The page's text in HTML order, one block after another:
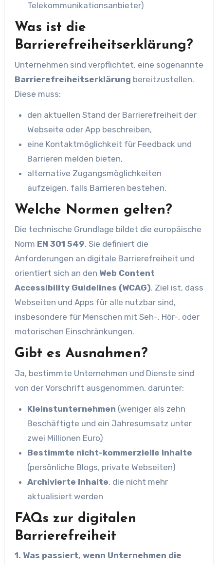
Telekommunikationsanbieter)
Was ist die
Barrierefreiheitserklärung?
Unternehmen sind verpflichtet, eine sogenannte
Barrierefreiheitserklärung bereitzustellen.
Diese muss:
den aktuellen Stand der Barrierefreiheit der
Webseite oder App beschreiben,
eine Kontaktmöglichkeit für Feedback und
Barrieren melden bieten,
alternative Zugangsmöglichkeiten
aufzeigen, falls Barrieren bestehen.
Welche Normen gelten?
Die technische Grundlage bildet die europäische
Norm EN 301 549. Sie definiert die
Anforderungen an digitale Barrierefreiheit und
orientiert sich an den Web Content
Accessibility Guidelines (WCAG). Ziel ist, dass
Webseiten und Apps für alle nutzbar sind,
insbesondere für Menschen mit Seh-, Hör-, oder
motorischen Einschränkungen.
Gibt es Ausnahmen?
Ja, bestimmte Unternehmen und Dienste sind
von der Vorschrift ausgenommen, darunter:
Kleinstunternehmen (weniger als zehn
Beschäftigte und ein Jahresumsatz unter
zwei Millionen Euro)
Bestimmte nicht-kommerzielle Inhalte
(persönliche Blogs, private Webseiten)
Archivierte Inhalte, die nicht mehr
aktualisiert werden
FAQs zur digitalen
Barrierefreiheit
1. Was passiert, wenn Unternehmen die